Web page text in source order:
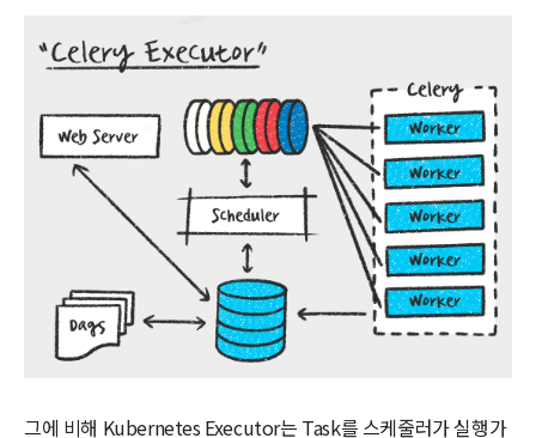
그에 비해 Kubernetes Executor는 Task를 스케줄러가 실행가